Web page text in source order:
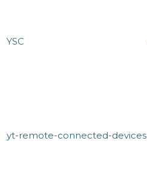
YSC
yt-remote-connected-devices